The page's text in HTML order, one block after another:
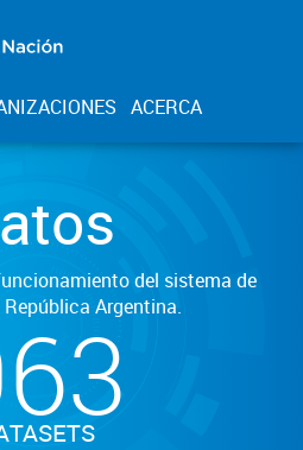
ACERCA
del sistema de
Argentina.